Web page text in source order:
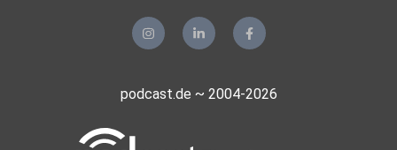
zum Umdenken schaffen.
Mit Sophia Hoge vernetzen:
podcast.de ~ 2004-2026